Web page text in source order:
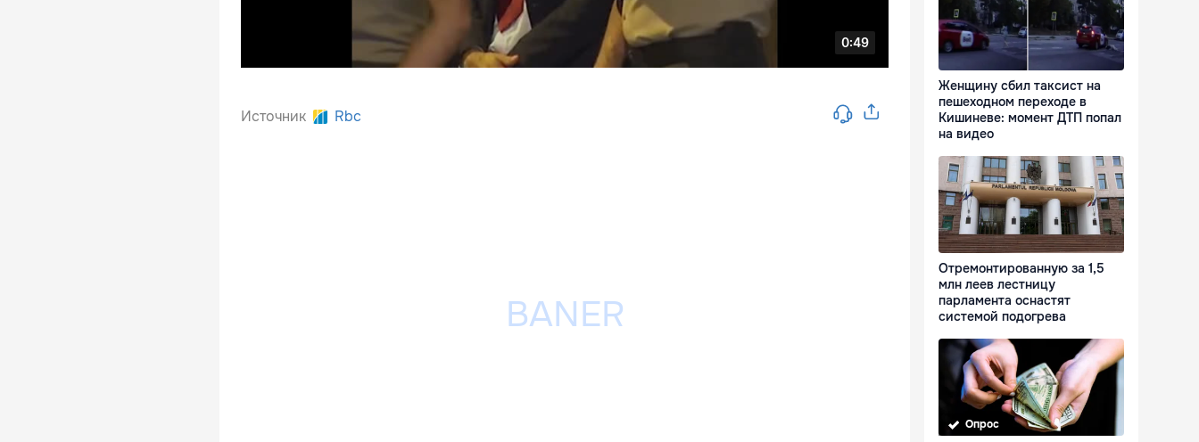
Источник Rbc
Женщину сбил таксист на
пешеходном переходе в
Кишиневе: момент ДТП попал
на видео
Отремонтированную за 1,5
млн леев лестницу
парламента оснастят
системой подогрева
Опрос